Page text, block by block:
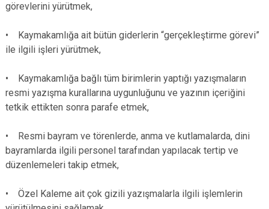
görevlerini yürütmek,
• Kaymakamlığa ait bütün giderlerin “gerçekleştirme görevi”
ile ilgili işleri yürütmek,
• Kaymakamlığa bağlı tüm birimlerin yaptığı yazışmaların
resmi yazışma kurallarına uygunluğunu ve yazının içeriğini
tetkik ettikten sonra parafe etmek,
• Resmi bayram ve törenlerde, anma ve kutlamalarda, dini
bayramlarda ilgili personel tarafından yapılacak tertip ve
düzenlemeleri takip etmek,
• Özel Kaleme ait çok gizili yazışmalarla ilgili işlemlerin